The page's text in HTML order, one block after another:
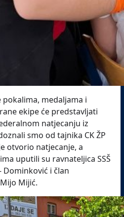
pokalima, medaljama i
ekipe će predstavljati
natjecanju iz
smo od tajnika CK ŽP
otvorio natjecanje, a
uputili su ravnateljica SSŠ
Dominković i član
Mijić.